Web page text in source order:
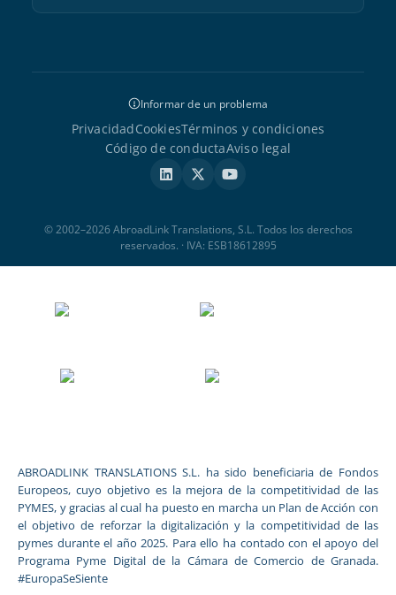
Informar de un problema
PrivacidadCookiesTérminos y condiciones
Código de conductaAviso legal
© 2002–2026 AbroadLink Translations, S.L. Todos los derechos
reservados. · IVA: ESB18612895
ABROADLINK TRANSLATIONS S.L. ha sido beneficiaria de Fondos
Europeos, cuyo objetivo es la mejora de la competitividad de las
PYMES, y gracias al cual ha puesto en marcha un Plan de Acción con
el objetivo de reforzar la digitalización y la competitividad de las
pymes durante el año 2025. Para ello ha contado con el apoyo del
Programa Pyme Digital de la Cámara de Comercio de Granada.
#EuropaSeSiente